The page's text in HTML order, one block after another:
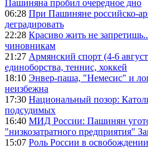
Пашиняна пробил очередное дно
06:28 При Пашиняне российско-
деградировать
22:28 Красиво жить не
чиновникам
21:27 Армянский спорт (4-6
единоборства, теннис, хоккей
18:10 Энвер-паша, "Немесис" и
неизбежна
17:30 Национальный позор:
подсудимых
16:40 МИД России: Пашинян
"низкозатратного предприятия"
15:07 Роль России в